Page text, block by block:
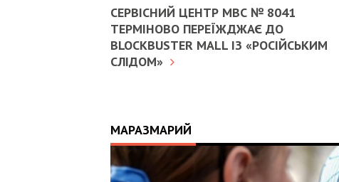
СЕРВІСНИЙ ЦЕНТР МВС № 8041
ТЕРМІНОВО ПЕРЕЇЖДЖАЄ ДО
BLOCKBUSTER MALL ІЗ «РОСІЙСЬКИМ
СЛІДОМ»
МАРАЗМАРИЙ